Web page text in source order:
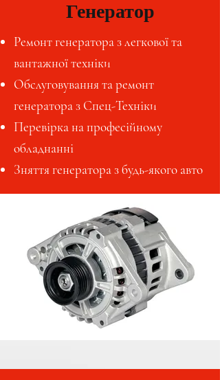
Генератор
Ремонт генератора з легкової та
вантажної техніки
Обслуговування та ремонт
генератора з Спец-Техніки
Перевірка на професійному
обладнанні
Зняття генератора з будь-якого авто